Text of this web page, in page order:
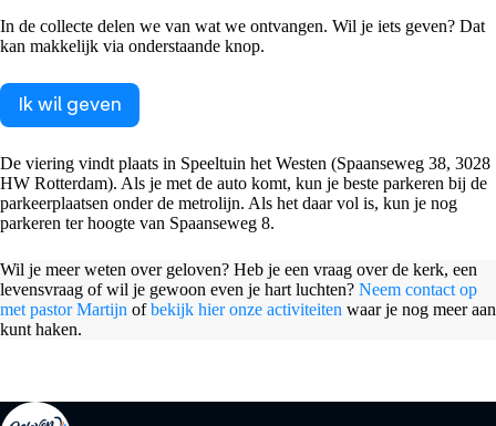
In de collecte delen we van wat we ontvangen. Wil je iets geven? Dat
kan makkelijk via onderstaande knop.
Ik wil geven
De viering vindt plaats in Speeltuin het Westen (Spaanseweg 38, 3028
HW Rotterdam). Als je met de auto komt, kun je beste parkeren bij de
parkeerplaatsen onder de metrolijn. Als het daar vol is, kun je nog
parkeren ter hoogte van Spaanseweg 8.
Wil je meer weten over geloven? Heb je een vraag over de kerk, een
levensvraag of wil je gewoon even je hart luchten? Neem contact op
met pastor Martijn ofbekijk hier onze activiteiten waar je nog meer aan
kunt haken.